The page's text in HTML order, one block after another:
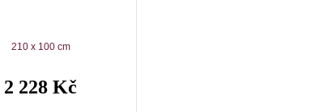
210 x 100 cm
2 228 Kč